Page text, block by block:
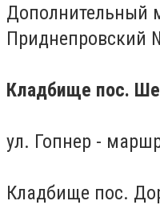
Дополнительный
Приднепровский
Кладбище пос.
ул. Гопнер -
Кладбище пос.